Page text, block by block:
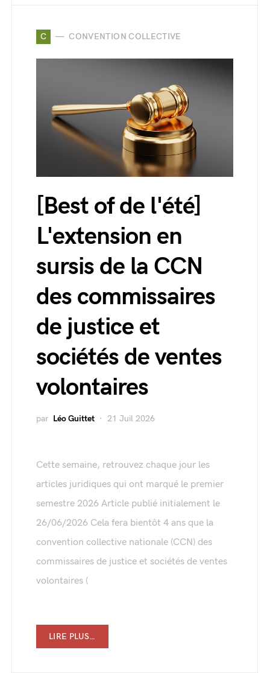
C CONVENTION COLLECTIVE
[Best of de l'été]
L'extension en
sursis de la CCN
des commissaires
de justice et
sociétés de ventes
volontaires
par Léo Guittet 21 Juil 2026
Cette semaine, retrouvez chaque jour les
articles juridiques qui ont marqué le premier
semestre 2026 Article publié initialement le
26/06/2026 Cela fera bientôt 4 ans que la
convention collective nationale (CCN) des
commissaires de justice et sociétés de ventes
volontaires (
LIRE PLUS…